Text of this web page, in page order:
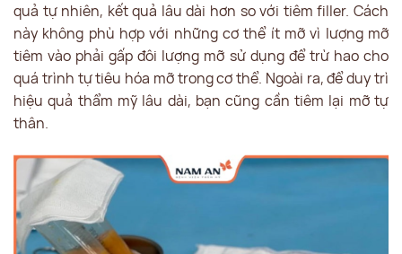
quả tự nhiên, kết quả lâu dài hơn so với tiêm filler. Cách
này không phù hợp với những cơ thể ít mỡ vì lượng mỡ
tiêm vào phải gấp đôi lượng mỡ sử dụng để trừ hao cho
quá trình tự tiêu hóa mỡ trong cơ thể. Ngoài ra, để duy trì
hiệu quả thẩm mỹ lâu dài, bạn cũng cần tiêm lại mỡ tự
thân.